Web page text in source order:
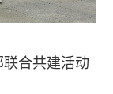
合共建活动